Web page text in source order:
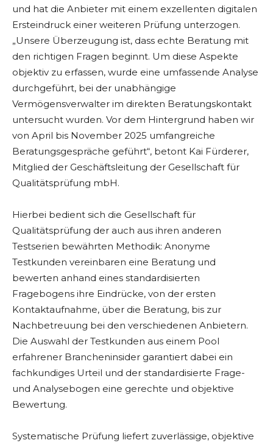
und hat die Anbieter mit einem exzellenten digitalen
Ersteindruck einer weiteren Prüfung unterzogen.
„Unsere Überzeugung ist, dass echte Beratung mit
den richtigen Fragen beginnt. Um diese Aspekte
objektiv zu erfassen, wurde eine umfassende Analyse
durchgeführt, bei der unabhängige
Vermögensverwalter im direkten Beratungskontakt
untersucht wurden. Vor dem Hintergrund haben wir
von April bis November 2025 umfangreiche
Beratungsgespräche geführt“, betont Kai Fürderer,
Mitglied der Geschäftsleitung der Gesellschaft für
Qualitätsprüfung mbH.
Hierbei bedient sich die Gesellschaft für
Qualitätsprüfung der auch aus ihren anderen
Testserien bewährten Methodik: Anonyme
Testkunden vereinbaren eine Beratung und
bewerten anhand eines standardisierten
Fragebogens ihre Eindrücke, von der ersten
Kontaktaufnahme, über die Beratung, bis zur
Nachbetreuung bei den verschiedenen Anbietern.
Die Auswahl der Testkunden aus einem Pool
erfahrener Brancheninsider garantiert dabei ein
fachkundiges Urteil und der standardisierte Frage-
und Analysebogen eine gerechte und objektive
Bewertung.
Systematische Prüfung liefert zuverlässige, objektive